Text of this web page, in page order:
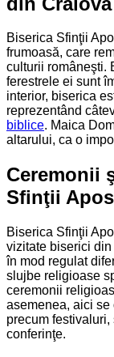
Biserica Sfinţii
frumoasă, care
culturii româneşti.
ferestrele ei sunt
interior, biserica
reprezentând
biblice. Maica
altarului, ca o
Ceremonii
Sfinţii
Biserica Sfinţii
vizitate biserici
în mod regulat
slujbe religioase
ceremonii
asemenea, aici
precum
conferinţe.